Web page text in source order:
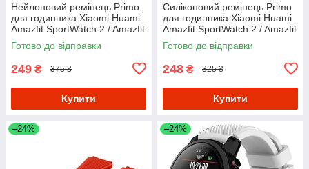
Нейлоновий ремінець Primo
для годинника Xiaomi Huami
Amazfit SportWatch 2 / Amazfit
Stratos - Orange
Готово до відправки
249 ₴ 375 ₴
Купити
Силіконовий ремінець Primo
для годинника Xiaomi Huami
Amazfit SportWatch 2 / Amazfit
Stratos - Orange
Готово до відправки
248 ₴ 325 ₴
Купити
–24% –24%